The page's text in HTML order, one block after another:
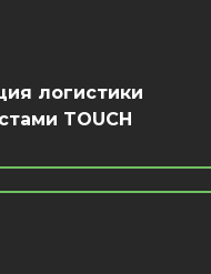
логистики
TOUCH